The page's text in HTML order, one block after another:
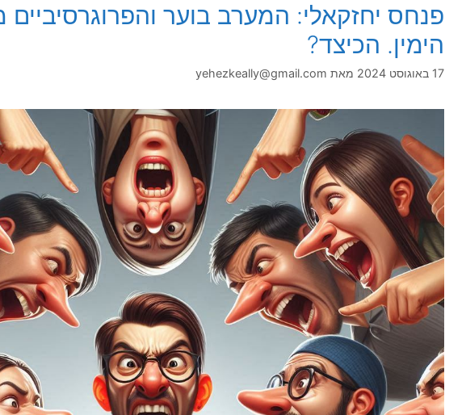
פנחס יחזקאלי: המערב בוער
הימין. הכיצד?
17 באוגוסט 2024 מאת yehezkeally@gmail.com